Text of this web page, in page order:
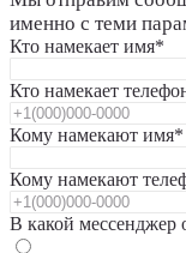
именно с теми
Кто намекает имя*
Кто намекает
Кому намекают имя*
Кому намекают
В какой мессенджер